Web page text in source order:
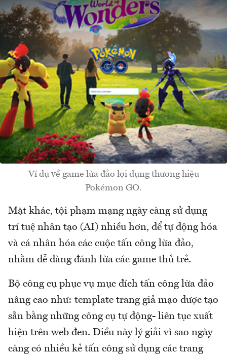
Ví dụ về game lừa đảo lợi dụng thương hiệu
Pokémon GO.
Mặt khác, tội phạm mạng ngày càng sử dụng
trí tuệ nhân tạo (AI) nhiều hơn, để tự động hóa
và cá nhân hóa các cuộc tấn công lừa đảo,
nhằm dễ dàng đánh lừa các game thủ trẻ.
Bộ công cụ phục vụ mục đích tấn công lừa đảo
nâng cao như: template trang giả mạo được tạo
sẵn bằng những công cụ tự động- liên tục xuất
hiện trên web đen. Điều này lý giải vì sao ngày
càng có nhiều kẻ tấn công sử dụng các trang